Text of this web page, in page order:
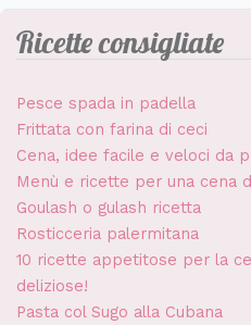
Ricette consigliate
Pesce spada in padella
Frittata con farina di ceci
Cena, idee facile e veloci da
Menù e ricette per una cena
Goulash o gulash ricetta
Rosticceria palermitana
10 ricette appetitose per la
deliziose!
Pasta col Sugo alla Cubana